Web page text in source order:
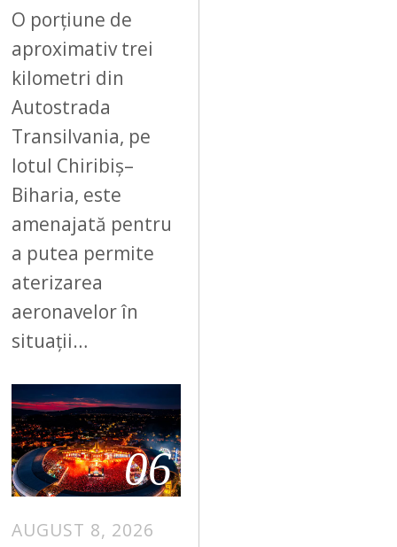
O porțiune de
aproximativ trei
kilometri din
Autostrada
Transilvania, pe
lotul Chiribiș–
Biharia, este
amenajată pentru
a putea permite
aterizarea
aeronavelor în
situații…
06
AUGUST 8, 2026